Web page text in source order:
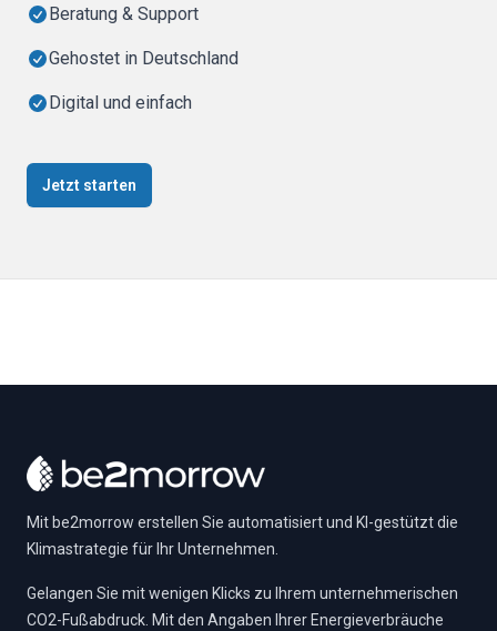
Beratung & Support
Gehostet in Deutschland
Digital und einfach
Jetzt starten
Mit be2morrow erstellen Sie automatisiert und KI-gestützt die
Klimastrategie für Ihr Unternehmen.
Gelangen Sie mit wenigen Klicks zu Ihrem unternehmerischen
CO2-Fußabdruck. Mit den Angaben Ihrer Energieverbräuche